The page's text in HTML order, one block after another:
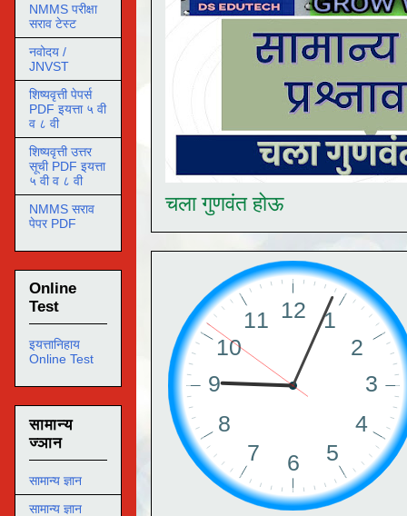
चला गुणवंत होऊ
NMMS परीक्षा
सराव टेस्ट
नवोदय /
JNVST
शिष्यवृत्ती पेपर्स
PDF इयत्ता ५ वी
व ८ वी
शिष्यवृत्ती उत्तर
सूची PDF इयत्ता
५ वी व ८ वी
NMMS सराव
पेपर PDF
Online
Test
इयत्तानिहाय
Online Test
सामान्य
ज्ञान
सामान्य ज्ञान
सामान्य ज्ञान